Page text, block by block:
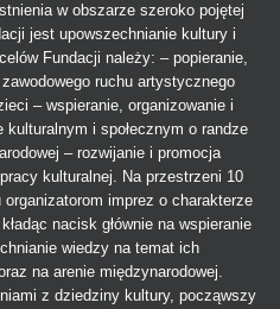
w obszarze szeroko pojętej
jest upowszechnianie kultury i
Fundacji należy: – popieranie,
ruchu artystycznego
– wspieranie, organizowanie i
i społecznym o randze
– rozwijanie i promocja
kulturalnej. Na przestrzeni 10
organizatorom imprez o charakterze
nacisk głównie na wspieranie
wiedzy na temat ich
na arenie międzynarodowej.
z dziedziny kultury, począwszy